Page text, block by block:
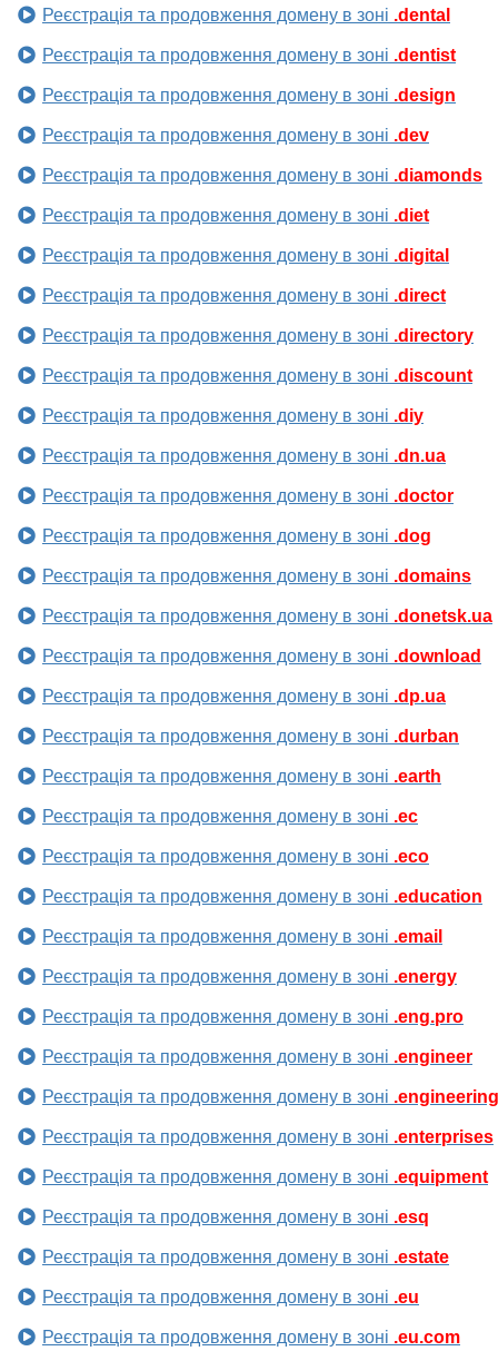
Реєстрація та продовження домену в зоні .dental
Реєстрація та продовження домену в зоні .dentist
Реєстрація та продовження домену в зоні .design
Реєстрація та продовження домену в зоні .dev
Реєстрація та продовження домену в зоні .diamonds
Реєстрація та продовження домену в зоні .diet
Реєстрація та продовження домену в зоні .digital
Реєстрація та продовження домену в зоні .direct
Реєстрація та продовження домену в зоні .directory
Реєстрація та продовження домену в зоні .discount
Реєстрація та продовження домену в зоні .diy
Реєстрація та продовження домену в зоні .dn.ua
Реєстрація та продовження домену в зоні .doctor
Реєстрація та продовження домену в зоні .dog
Реєстрація та продовження домену в зоні .domains
Реєстрація та продовження домену в зоні .donetsk.ua
Реєстрація та продовження домену в зоні .download
Реєстрація та продовження домену в зоні .dp.ua
Реєстрація та продовження домену в зоні .durban
Реєстрація та продовження домену в зоні .earth
Реєстрація та продовження домену в зоні .ec
Реєстрація та продовження домену в зоні .eco
Реєстрація та продовження домену в зоні .education
Реєстрація та продовження домену в зоні .email
Реєстрація та продовження домену в зоні .energy
Реєстрація та продовження домену в зоні .eng.pro
Реєстрація та продовження домену в зоні .engineer
Реєстрація та продовження домену в зоні .engineering
Реєстрація та продовження домену в зоні .enterprises
Реєстрація та продовження домену в зоні .equipment
Реєстрація та продовження домену в зоні .esq
Реєстрація та продовження домену в зоні .estate
Реєстрація та продовження домену в зоні .eu
Реєстрація та продовження домену в зоні .eu.com